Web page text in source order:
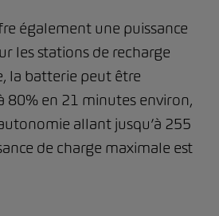
également une puissance
les stations de recharge
la batterie peut être
80% en 21 minutes environ,
allant jusqu’à 255
de charge maximale est